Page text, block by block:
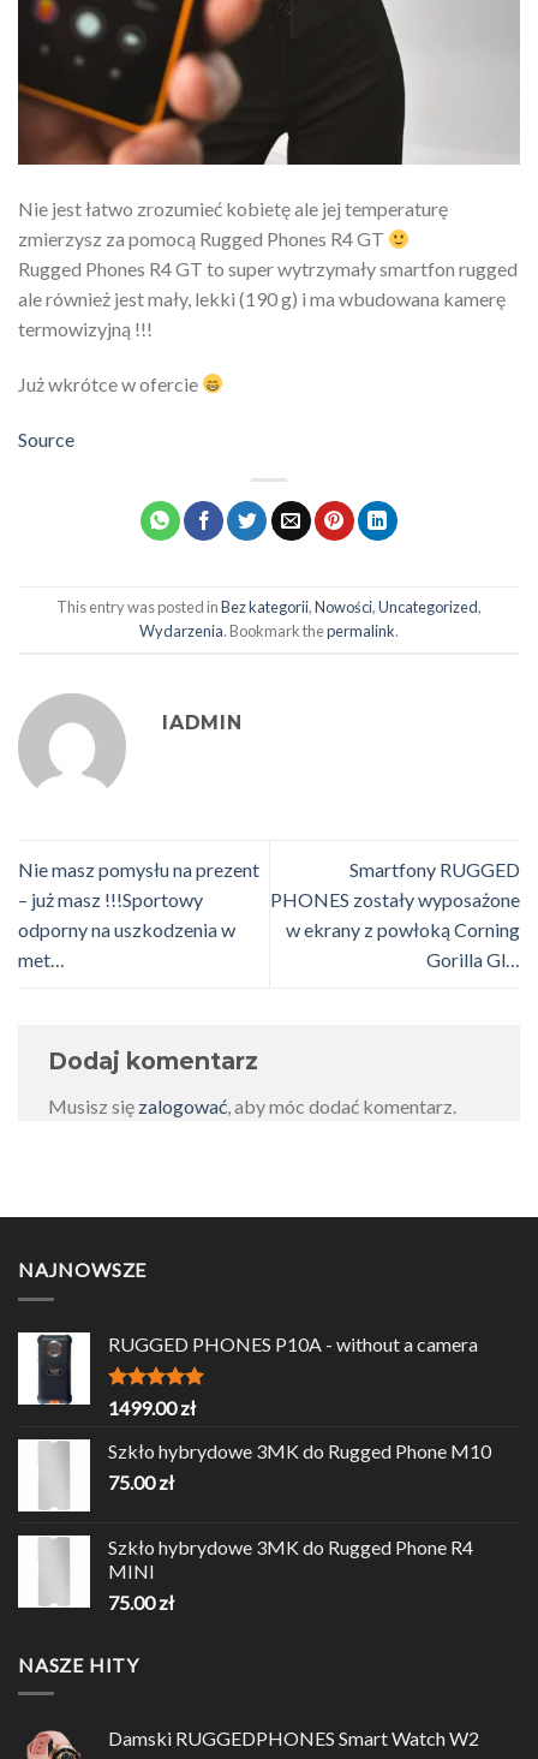
Nie jest łatwo zrozumieć kobietę ale jej temperaturę
zmierzysz za pomocą Rugged Phones R4 GT
Rugged Phones R4 GT to super wytrzymały smartfon rugged
ale również jest mały, lekki (190 g) i ma wbudowana kamerę
termowizyjną !!!
Już wkrótce w ofercie
Source
This entry was posted inBez kategorii,Nowości,Uncategorized,
Wydarzenia. Bookmark thepermalink.
IADMIN
Nie masz pomysłu na prezent
– już masz !!!Sportowy
odporny na uszkodzenia w
met…
Smartfony RUGGED
PHONES zostały wyposażone
w ekrany z powłoką Corning
Gorilla Gl…
Dodaj komentarz
Musisz się zalogować , aby móc dodać komentarz.
NAJNOWSZE
RUGGED PHONES P10A - without a camera
Oceniono
1499.00zł
Szkło hybrydowe 3MK do Rugged Phone M10
75.00zł
Szkło hybrydowe 3MK do Rugged Phone R4
MINI
75.00zł
NASZE HITY
Damski RUGGEDPHONES Smart Watch W2